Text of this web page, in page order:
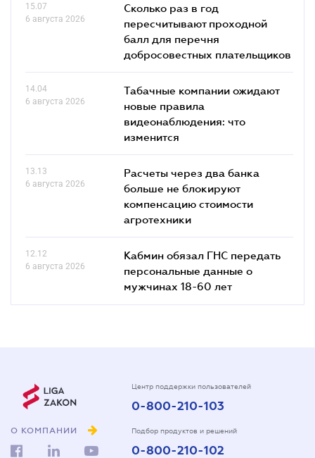
15.07
6 августа 2026
Сколько раз в год
пересчитывают проходной
балл для перечня
добросовестных плательщиков
14.04
6 августа 2026
Табачные компании ожидают
новые правила
видеонаблюдения: что
изменится
13.13
6 августа 2026
Расчеты через два банка
больше не блокируют
компенсацию стоимости
агротехники
12.12
6 августа 2026
Кабмин обязал ГНС передать
персональные данные о
мужчинах 18-60 лет
О КОМПАНИИ
Центр поддержки пользователей
0-800-210-103
Подбор продуктов и решений
0-800-210-102